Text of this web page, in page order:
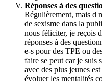
Réponses à des
Régulièrement, mais d
de sexisme dans la
nous féliciter, je reçois
réponses à des
e-s pour des TPE ou
faire se peut car je suis
avec des plus jeunes
évoluer les mentalités